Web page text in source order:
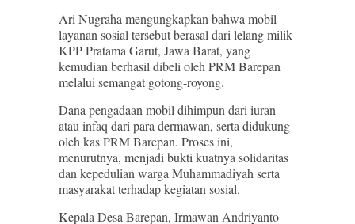
Ari Nugraha mengungkapkan bahwa mobil
layanan sosial tersebut berasal dari lelang milik
KPP Pratama Garut, Jawa Barat, yang
kemudian berhasil dibeli oleh PRM Barepan
melalui semangat gotong-royong.
Dana pengadaan mobil dihimpun dari iuran
atau infaq dari para dermawan, serta didukung
oleh kas PRM Barepan. Proses ini,
menurutnya, menjadi bukti kuatnya solidaritas
dan kepedulian warga Muhammadiyah serta
masyarakat terhadap kegiatan sosial.
Kepala Desa Barepan, Irmawan Andriyanto